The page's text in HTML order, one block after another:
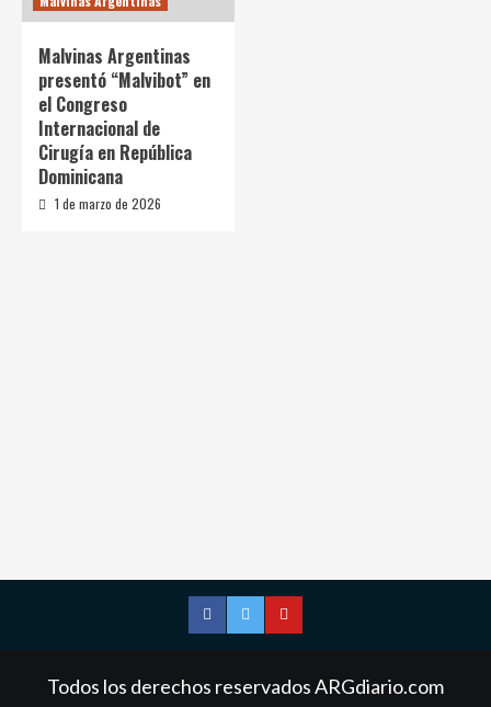
Malvinas Argentinas
presentó “Malvibot” en
el Congreso
Internacional de
Cirugía en República
Dominicana
1 de marzo de 2026
FacebookTwitterYouTube
Todos los derechos reservados ARGdiario.com